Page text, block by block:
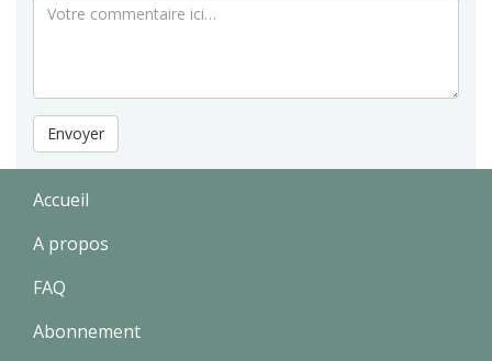
Envoyer
Accueil
A propos
FAQ
Abonnement